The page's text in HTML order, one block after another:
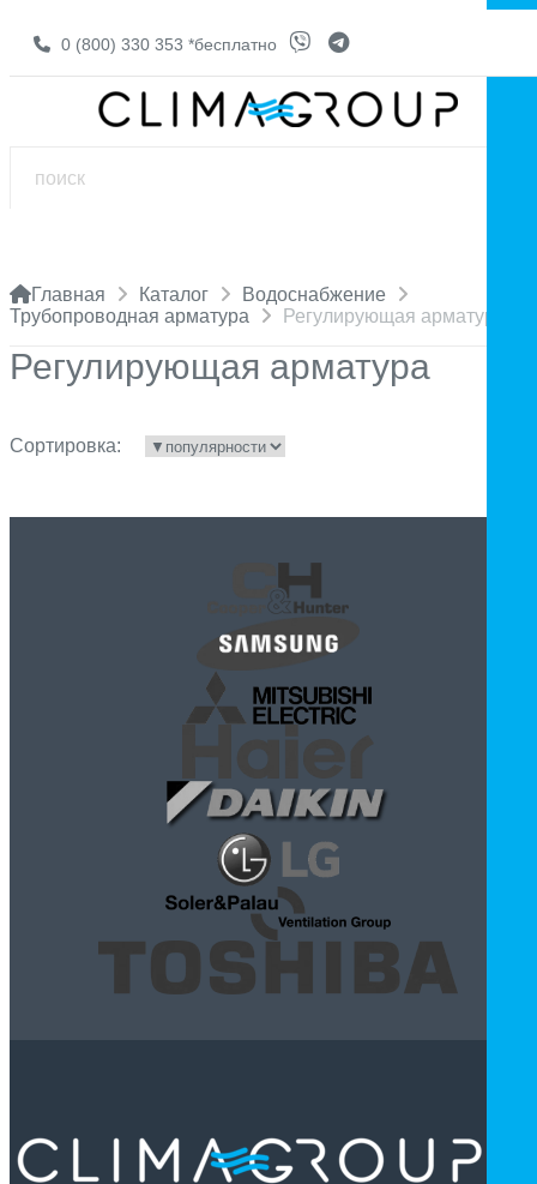
0 (800) 330 353 *бесплатно
Главная Каталог
Водоснабжение
Трубопроводная арматура
Регулирующая арматура
Регулирующая арматура
Сортировка: